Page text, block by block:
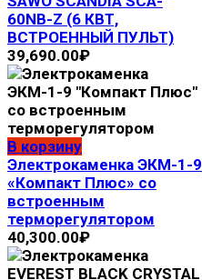
60NB-Z (6 КВТ,
ВСТРОЕННЫЙ ПУЛЬТ)
39,690.00₽
В корзину
Электрокaмeнка ЭКМ-1-9
«Компакт Плюс» со
встроенным
терморегулятором
40,300.00₽